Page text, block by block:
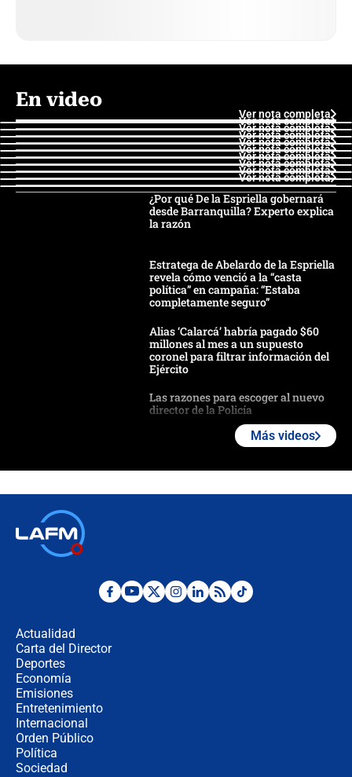
En video
Ver nota completa
Ver nota completa
Ver nota completa
Ver nota completa
Ver nota completa
Ver nota completa
Ver nota completa
Ver nota completa
Ver nota completa
Ver nota completa
¿Por qué De la Espriella gobernará
desde Barranquilla? Experto explica
la razón
Estratega de Abelardo de la Espriella
revela cómo venció a la “casta
política” en campaña: “Estaba
completamente seguro”
Alias ‘Calarcá’ habría pagado $60
millones al mes a un supuesto
coronel para filtrar información del
Ejército
Las razones para escoger al nuevo
director de la Policía
"No hubo fraude ni posibilidad de
Más videos
Actualidad
Carta del Director
Deportes
Economía
Emisiones
Entretenimiento
Internacional
Orden Público
Política
Sociedad